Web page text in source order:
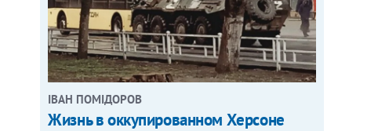
ІВАН ПОМІДОРОВ
Жизнь в оккупированном Херсоне